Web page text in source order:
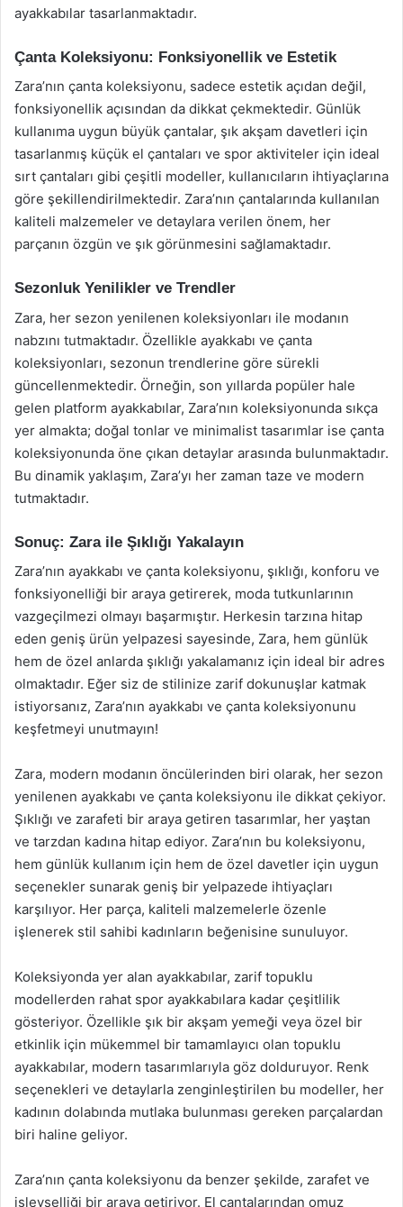
ayakkabılar tasarlanmaktadır.
Çanta Koleksiyonu: Fonksiyonellik ve Estetik
Zara’nın çanta koleksiyonu, sadece estetik açıdan değil,
fonksiyonellik açısından da dikkat çekmektedir. Günlük
kullanıma uygun büyük çantalar, şık akşam davetleri için
tasarlanmış küçük el çantaları ve spor aktiviteler için ideal
sırt çantaları gibi çeşitli modeller, kullanıcıların ihtiyaçlarına
göre şekillendirilmektedir. Zara’nın çantalarında kullanılan
kaliteli malzemeler ve detaylara verilen önem, her
parçanın özgün ve şık görünmesini sağlamaktadır.
Sezonluk Yenilikler ve Trendler
Zara, her sezon yenilenen koleksiyonları ile modanın
nabzını tutmaktadır. Özellikle ayakkabı ve çanta
koleksiyonları, sezonun trendlerine göre sürekli
güncellenmektedir. Örneğin, son yıllarda popüler hale
gelen platform ayakkabılar, Zara’nın koleksiyonunda sıkça
yer almakta; doğal tonlar ve minimalist tasarımlar ise çanta
koleksiyonunda öne çıkan detaylar arasında bulunmaktadır.
Bu dinamik yaklaşım, Zara’yı her zaman taze ve modern
tutmaktadır.
Sonuç: Zara ile Şıklığı Yakalayın
Zara’nın ayakkabı ve çanta koleksiyonu, şıklığı, konforu ve
fonksiyonelliği bir araya getirerek, moda tutkunlarının
vazgeçilmezi olmayı başarmıştır. Herkesin tarzına hitap
eden geniş ürün yelpazesi sayesinde, Zara, hem günlük
hem de özel anlarda şıklığı yakalamanız için ideal bir adres
olmaktadır. Eğer siz de stilinize zarif dokunuşlar katmak
istiyorsanız, Zara’nın ayakkabı ve çanta koleksiyonunu
keşfetmeyi unutmayın!
Zara, modern modanın öncülerinden biri olarak, her sezon
yenilenen ayakkabı ve çanta koleksiyonu ile dikkat çekiyor.
Şıklığı ve zarafeti bir araya getiren tasarımlar, her yaştan
ve tarzdan kadına hitap ediyor. Zara’nın bu koleksiyonu,
hem günlük kullanım için hem de özel davetler için uygun
seçenekler sunarak geniş bir yelpazede ihtiyaçları
karşılıyor. Her parça, kaliteli malzemelerle özenle
işlenerek stil sahibi kadınların beğenisine sunuluyor.
Koleksiyonda yer alan ayakkabılar, zarif topuklu
modellerden rahat spor ayakkabılara kadar çeşitlilik
gösteriyor. Özellikle şık bir akşam yemeği veya özel bir
etkinlik için mükemmel bir tamamlayıcı olan topuklu
ayakkabılar, modern tasarımlarıyla göz dolduruyor. Renk
seçenekleri ve detaylarla zenginleştirilen bu modeller, her
kadının dolabında mutlaka bulunması gereken parçalardan
biri haline geliyor.
Zara’nın çanta koleksiyonu da benzer şekilde, zarafet ve
işlevselliği bir araya getiriyor. El çantalarından omuz